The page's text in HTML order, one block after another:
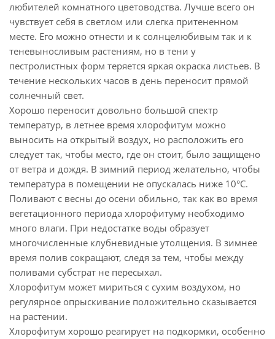
любителей комнатного цветоводства. Лучше всего он
чувствует себя в светлом или слегка притененном
месте. Его можно отнести и к солнцелюбивым так и к
теневыносливым растениям, но в тени у
пестролистных форм теряется яркая окраска листьев. В
течение нескольких часов в день переносит прямой
солнечный свет.
Хорошо переносит довольно большой спектр
температур, в летнее время хлорофитум можно
выносить на открытый воздух, но расположить его
следует так, чтобы место, где он стоит, было защищено
от ветра и дождя. В зимний период желательно, чтобы
температура в помещении не опускалась ниже 10°C.
Поливают с весны до осени обильно, так как во время
вегетационного периода хлорофитуму необходимо
много влаги. При недостатке воды образует
многочисленные клубневидные утолщения. В зимнее
время полив сокращают, следя за тем, чтобы между
поливами субстрат не пересыхал.
Хлорофитум может мириться с сухим воздухом, но
регулярное опрыскивание положительно сказывается
на растении.
Хлорофитум хорошо реагирует на подкормки, особенно